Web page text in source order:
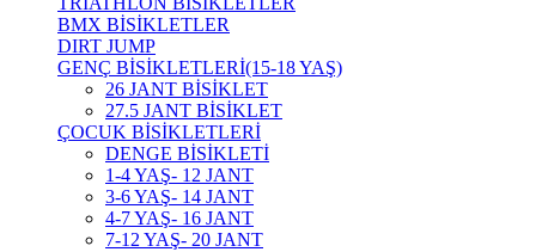
BMX BİSİKLETLER
DIRT JUMP
GENÇ BİSİKLETLERİ(15-18 YAŞ)
26 JANT BİSİKLET
27.5 JANT BİSİKLET
ÇOCUK BİSİKLETLERİ
DENGE BİSİKLETİ
1-4 YAŞ- 12 JANT
3-6 YAŞ- 14 JANT
4-7 YAŞ- 16 JANT
7-12 YAŞ- 20 JANT